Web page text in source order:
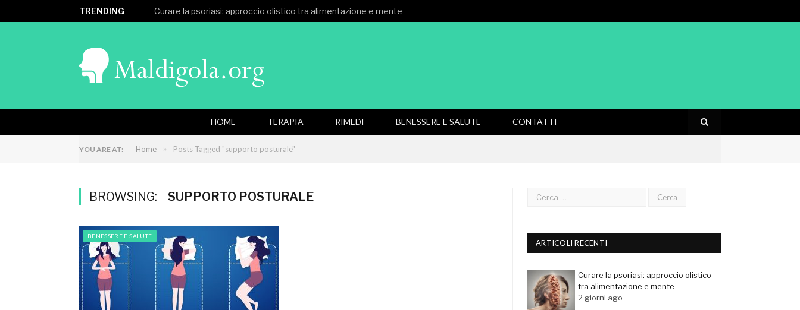
TRENDING Curare la psoriasi: approccio olistico tra alimentazione e mente
HOME TERAPIA RIMEDI BENESSERE E SALUTE CONTATTI
YOU ARE AT: Home » Posts Tagged "supporto posturale"
BROWSING: SUPPORTO POSTURALE
BENESSERE E SALUTE
ARTICOLI RECENTI
Curare la psoriasi: approccio olistico
tra alimentazione e mente
2 giorni ago